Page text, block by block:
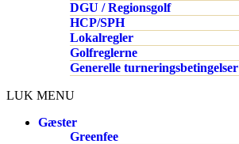
DGU / Regionsgolf
HCP/SPH
Lokalregler
Golfreglerne
Generelle turneringsbetingelser
LUK MENU
Gæster
Greenfee